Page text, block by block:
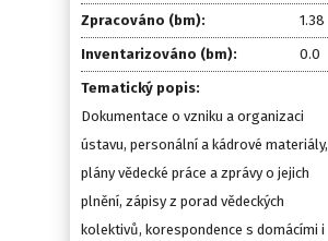
Zpracováno (bm): 1.38
Inventarizováno (bm): 0.0
Tematický popis:
Dokumentace o vzniku a organizaci
ústavu, personální a kádrové materiály,
plány vědecké práce a zprávy o jejich
plnění, zápisy z porad vědeckých
kolektivů, korespondence s domácími i